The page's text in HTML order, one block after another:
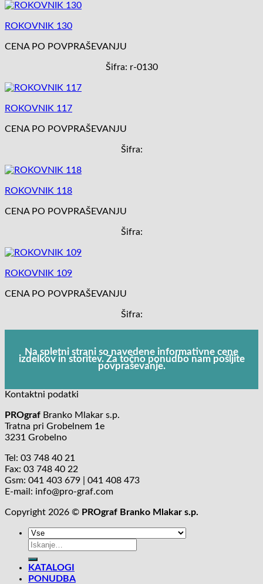
ROKOVNIK 130
CENA PO POVPRAŠEVANJU
Šifra: r-0130
ROKOVNIK 117
CENA PO POVPRAŠEVANJU
Šifra:
ROKOVNIK 118
CENA PO POVPRAŠEVANJU
Šifra:
ROKOVNIK 109
CENA PO POVPRAŠEVANJU
Šifra:
Na spletni strani so navedene informativne cene
izdelkov in storitev. Za točno ponudbo nam pošljite
povpraševanje.
Kontaktni podatki
PROgraf Branko Mlakar s.p.
Tratna pri Grobelnem 1e
3231 Grobelno
Tel: 03 748 40 21
Fax: 03 748 40 22
Gsm: 041 403 679 | 041 408 473
E-mail: info@pro-graf.com
Copyright 2026 © PROgraf Branko Mlakar s.p.
Išči:
KATALOGI
PONUDBA